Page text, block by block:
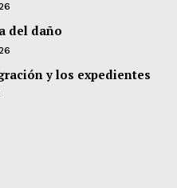
del daño
y los expedientes